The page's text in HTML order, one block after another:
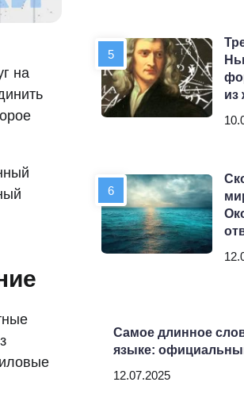
на
из
Самое длинное
языке:
12.07.2025